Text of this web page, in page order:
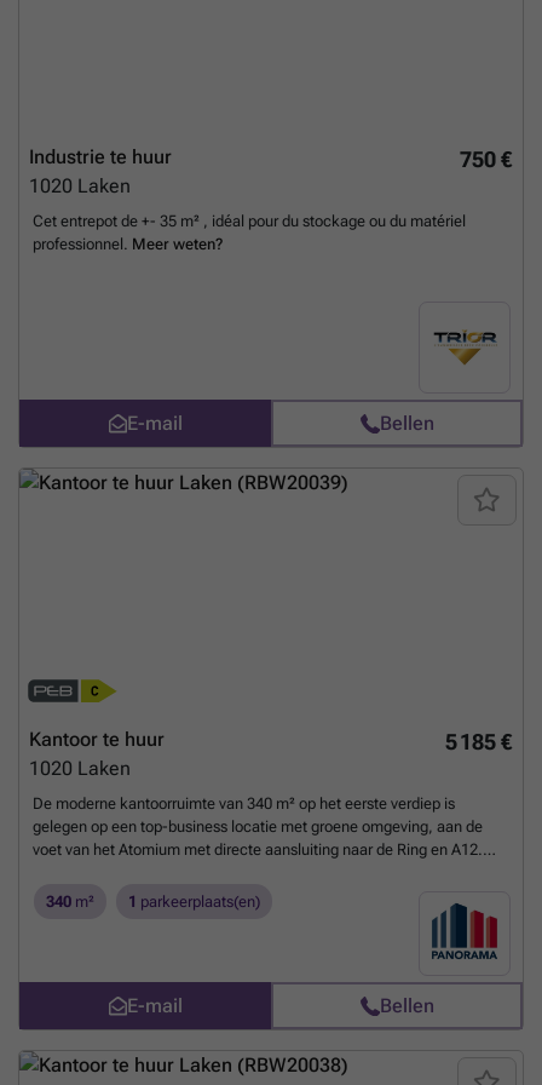
750 €
Industrie te huur
1020 Laken
Cet entrepot de +- 35 m² , idéal pour du stockage ou du matériel
professionnel. Meer weten?
E-mail Bellen
5 185 €
Kantoor te huur
1020 Laken
De moderne kantoorruimte van 340 m² op het eerste verdiep is
gelegen op een top-business locatie met groene omgeving, aan de
voet van het Atomium met directe aansluiting naar de Ring en A12.
Zaventem bevindt zich op slechts 15 min. De ruimte kan opgesplits
worden in 5 units van 68 m². Het prestigieus kantoorgebouw geniet
permanente technische & commerciële ondersteuning en 24/24u
security. Daarnaast is het gebouw voorzien van zonnepanelen,
airconditioning, veel lichtinval en een strakke eigentijdse look. Tevens
is er een zeer ruime parking voorzien van 1.500 parkeerplaatsen (in-
en outdoor) met laadmogelijkheden. Afhankelijk van uw
bedrijfsbehoeften zijn grotere of kleinere oppervlaktes bespreekbaar.
340 m² 1 parkeerplaats(en)
E-mail Bellen